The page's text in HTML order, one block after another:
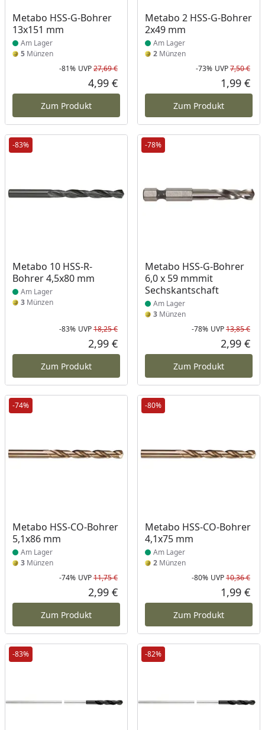
Metabo HSS-G-Bohrer
13x151 mm
Produkt am Lager
Am Lager
5 Münzen
Rabatt in Prozent
-81%
Ursprünglicher Preis
UVP27,69 €
Aktueller Preis
4,99 €
Zum Produkt
Metabo 2 HSS-G-Bohrer
2x49 mm
Produkt am Lager
Am Lager
2Münzen
-73% UVP7,50 €
1,99 €
Zum Produkt
-83%
Metabo 10 HSS-R-
Bohrer 4,5x80 mm
Produkt am Lager
Am Lager
3 Münzen
Rabatt in Prozent
-83%
Ursprünglicher Preis
UVP18,25 €
Aktueller Preis
2,99 €
Zum Produkt
-78%
Metabo HSS-G-Bohrer
6,0 x 59 mmmit
Sechskantschaft
Produkt am Lager
Am Lager
3Münzen
-78% UVP13,85 €
2,99 €
Zum Produkt
-74%
Metabo HSS-CO-Bohrer
5,1x86 mm
Produkt am Lager
Am Lager
3 Münzen
Rabatt in Prozent
-74%
Ursprünglicher Preis
UVP11,75 €
Aktueller Preis
2,99 €
Zum Produkt
-80%
Metabo HSS-CO-Bohrer
4,1x75 mm
Produkt am Lager
Am Lager
2Münzen
-80% UVP10,36 €
1,99 €
Zum Produkt
-83% -82%